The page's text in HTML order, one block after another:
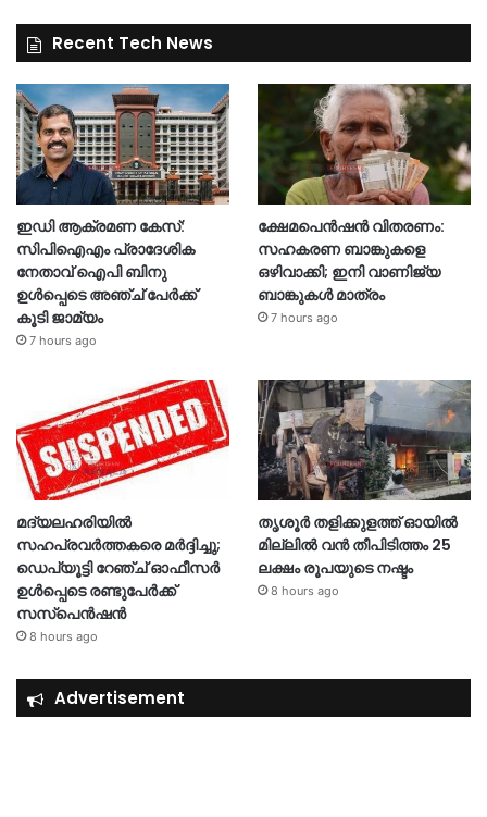
Recent Tech News
ഇഡി ആക്രമണ കേസ്:
സിപിഐഎം പ്രാദേശിക
നേതാവ് ഐപി ബിനു
ഉൾപ്പെടെ അഞ്ച് പേർക്ക്
കൂടി ജാമ്യം
7 hours ago
ക്ഷേമപെൻഷൻ വിതരണം:
സഹകരണ ബാങ്കുകളെ
ഒഴിവാക്കി; ഇനി വാണിജ്യ
ബാങ്കുകൾ മാത്രം
7 hours ago
മദ്യലഹരിയിൽ
സഹപ്രവർത്തകരെ മർദ്ദിച്ചു;
ഡെപ്യൂട്ടി റേഞ്ച് ഓഫീസർ
ഉൾപ്പെടെ രണ്ടുപേർക്ക്
സസ്‌പെൻഷൻ
8 hours ago
തൃശൂര്‍ തളിക്കുളത്ത് ഓയില്‍
മില്ലില്‍ വൻ തീപിടിത്തം 25
ലക്ഷം രൂപയുടെ നഷ്ടം
8 hours ago
Advertisement